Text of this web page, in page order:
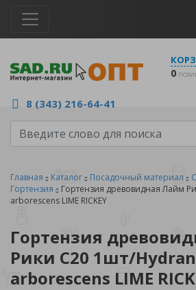
0
8 (343) 216-64-41
Главная Каталог Посадочный материал
Гортензия
Гортензия древовидная Лайм
arborescens LIME RICKEY
Гортензия
Рики С20 1шт/
arborescens LIME